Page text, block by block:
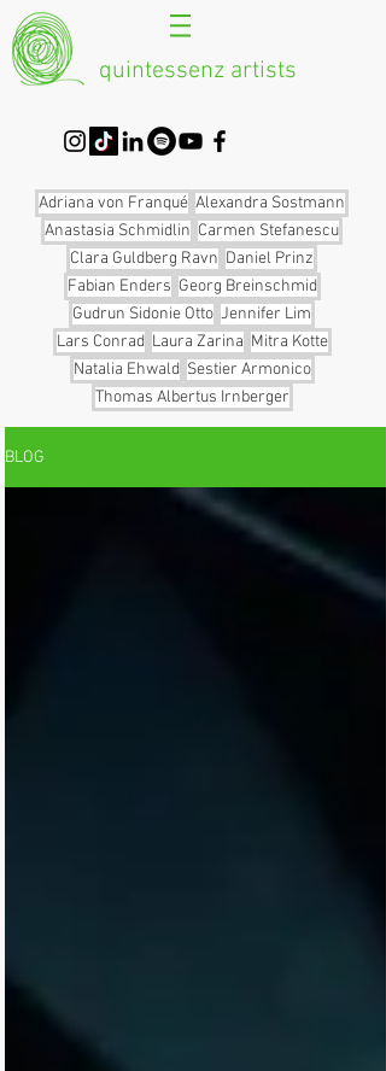
quintessenz artists
Adriana von Franqué Alexandra Sostmann
Anastasia Schmidlin Carmen Stefanescu
Clara Guldberg Ravn Daniel Prinz
Fabian Enders Georg Breinschmid
Gudrun Sidonie Otto Jennifer Lim
Lars Conrad Laura Zarina Mitra Kotte
Natalia Ehwald Sestier Armonico
Thomas Albertus Irnberger
BLOG